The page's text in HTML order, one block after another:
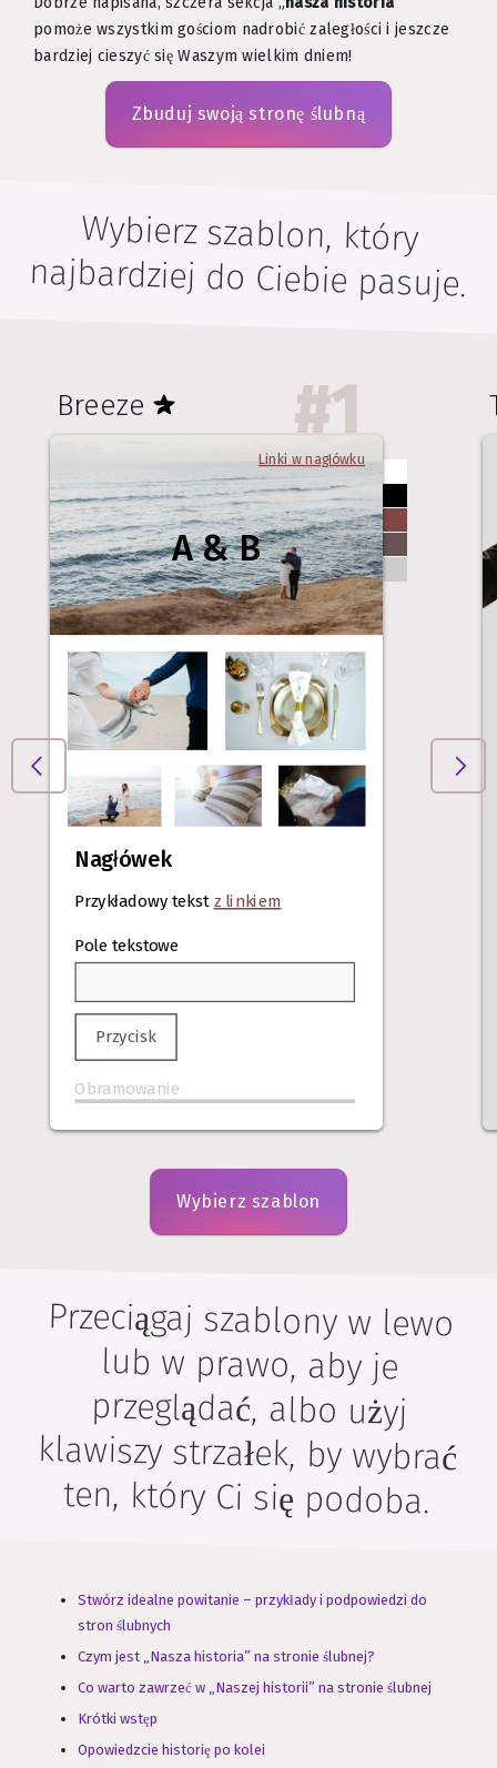
pomoże wszystkim gościom nadrobić zaległości i jeszcze
bardziej cieszyć się Waszym wielkim dniem!
Zbuduj swoją stronę ślubną
Wybierz szablon, który
najbardziej do Ciebie pasuje.
Breeze #1
Linki w nagłówku
A & B
Nagłówek
Przykładowy tekstz linkiem
Pole tekstowe
Przycisk
Obramowanie
Wybierz szablon
Przeciągaj szablony w lewo
lub w prawo, aby je
przeglądać, albo użyj
klawiszy strzałek, by wybrać
ten, który Ci się podoba.
Stwórz idealne powitanie – przykłady i podpowiedzi do
stron ślubnych
Czym jest „Nasza historia” na stronie ślubnej?
Co warto zawrzeć w „Naszej historii” na stronie ślubnej
Krótki wstęp
Opowiedzcie historię po kolei